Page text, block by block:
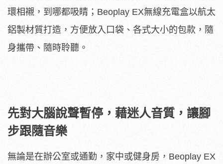
環相襯，到哪都吸睛；Beoplay EX無線充電盒以航太
鋁製材質打造，方便放入口袋、各式大小的包款，隨
身攜帶、隨時聆聽。
先對大腦說聲暫停，藉迷人音質，讓腳
步跟隨音樂
無論是在辦公室或通勤，家中或健身房，Beoplay EX